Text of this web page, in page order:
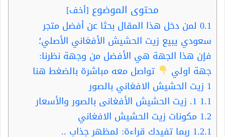
محتوى الموضوع [أخف]
0.1 لمن دخل هذا المقال بحثا عن أفضل متجر
سعودي يبيع زيت الحشيش الأفغاني الأصلي؛
فإن هذا الجهة هي الأفضل من وجهة نظرنا:
جهة اولي
تواصل معه مباشرة بالضغط هنا
1 زيت الحشيش الافغاني بالصور
1.1
1.2 مكونات زيت الحشيش الافغاني
1.2.1 ربما تفيدك قراءة: لمظهر جذاب ..